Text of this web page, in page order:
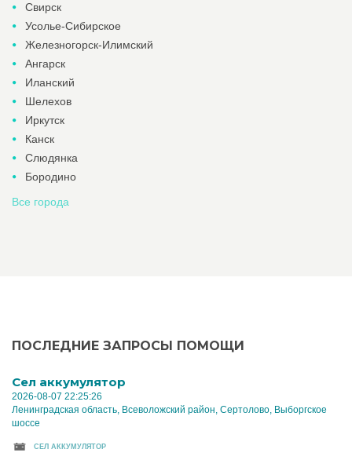
Свирск
Усолье-Сибирское
Железногорск-Илимский
Ангарск
Иланский
Шелехов
Иркутск
Канск
Слюдянка
Бородино
Все города
ПОСЛЕДНИЕ ЗАПРОСЫ ПОМОЩИ
Cел аккумулятор
2026-08-07 22:25:26
Ленинградская область, Всеволожский район, Сертолово, Выборгское
шоссе
CЕЛ АККУМУЛЯТОР